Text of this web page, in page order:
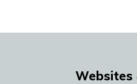
Websites